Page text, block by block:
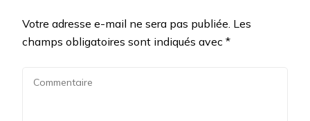
Votre adresse e-mail ne sera pas publiée. Les
champs obligatoires sont indiqués avec *